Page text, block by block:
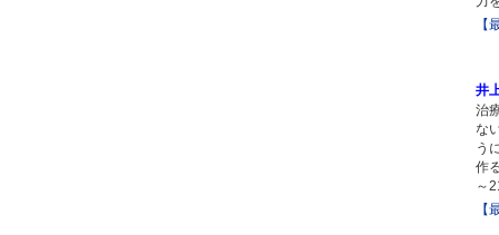
井
治
な
う
作
～
【